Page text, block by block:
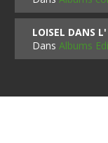
LOISEL DANS
DansAlbums